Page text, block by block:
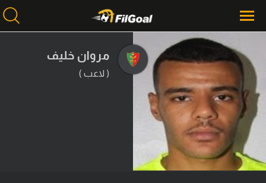
محتوى إخباري
الرئيسية
أخبار
مباريات
ميركاتو
مروان خليف
( لاعب )